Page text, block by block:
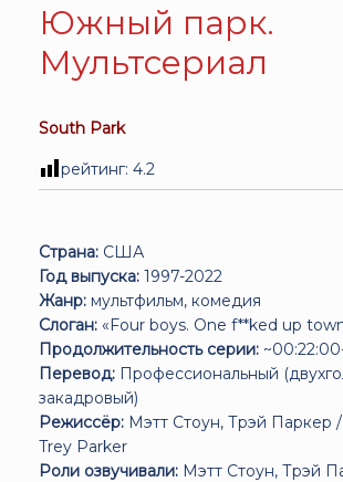
Южный парк.
Мультсериал
South Park
рейтинг: 4.2
Страна: США
Год выпуска: 1997-2022
Жанр: мультфильм, комедия
Слоган: «Four boys. One f**ked up
Продолжительность серии:
Перевод: Профессиональный
закадровый)
Режиссёр: Мэтт Стоун, Трэй Паркер
Trey Parker
Роли озвучивали: Мэтт Стоун, Трэй